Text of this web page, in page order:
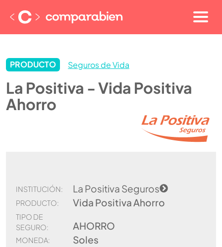
PRODUCTO Seguros de Vida
La Positiva - Vida Positiva
Ahorro
INSTITUCIÓN: La Positiva Seguros
PRODUCTO: Vida Positiva Ahorro
TIPO DE
SEGURO:
AHORRO
MONEDA: Soles